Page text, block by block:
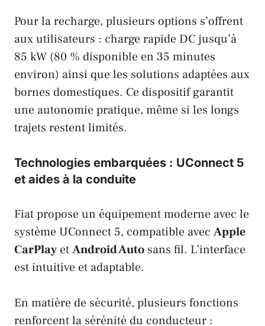
Pour la recharge, plusieurs options s’offrent
aux utilisateurs : charge rapide DC jusqu’à
85 kW (80 % disponible en 35 minutes
environ) ainsi que les solutions adaptées aux
bornes domestiques. Ce dispositif garantit
une autonomie pratique, même si les longs
trajets restent limités.
Technologies embarquées : UConnect 5
et aides à la conduite
Fiat propose un équipement moderne avec le
système UConnect 5, compatible avec Apple
CarPlay etAndroid Auto sans fil. L’interface
est intuitive et adaptable.
En matière de sécurité, plusieurs fonctions
renforcent la sérénité du conducteur :